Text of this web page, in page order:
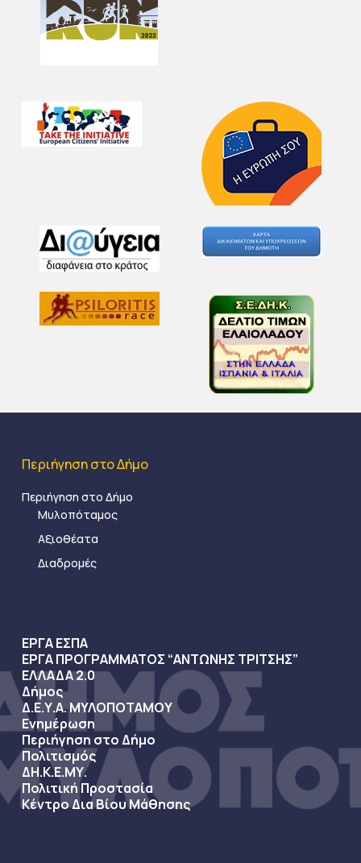
Περιήγηση στο Δήμο
Περιήγηση στο Δήμο
Μυλοπόταμος
Αξιοθέατα
Διαδρομές
ΕΡΓΑ ΕΣΠΑ
ΕΡΓΑ ΠΡΟΓΡΑΜΜΑΤΟΣ “ΑΝΤΩΝΗΣ ΤΡΙΤΣΗΣ”
ΕΛΛΑΔΑ 2.0
Δήμος
Δ.Ε.Υ.Α. ΜΥΛΟΠΟΤΑΜΟΥ
Ενημέρωση
Περιήγηση στο Δήμο
Πολιτισμός
ΔΗ.Κ.Ε.ΜΥ.
Πολιτική Προστασία
Κέντρο Δια Βίου Μάθησης